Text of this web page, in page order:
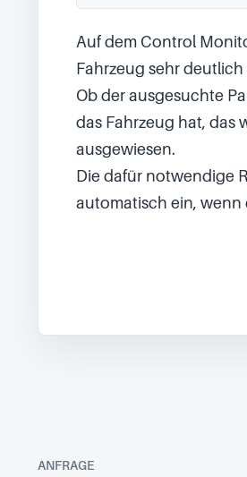
Auf dem Control
Fahrzeug sehr
Ob der ausgesuchte
das Fahrzeug hat, das
ausgewiesen.
Die dafür notwendige
automatisch ein,
ANFRAGE